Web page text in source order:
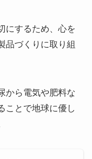
にするため、心を
品づくりに取り組
から電気や肥料な
ことで地球に優し